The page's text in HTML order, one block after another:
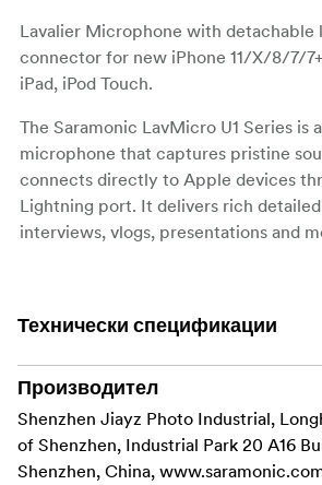
Lavalier Microphone with detachable
connector for new iPhone 11/X/8/7/
iPad, iPod Touch.
The Saramonic LavMicro U1 Series is
microphone that captures pristine
connects directly to Apple devices
Lightning port. It delivers rich
interviews, vlogs, presentations and
It is comprised of two parts, a male
3.5mm TRS female connector. This
you to connect any audio devices with
output to your iPhone or iPad, like the
UwMic9 RX9, Vmic Mini, SR-PMC1
Технически спецификации
Производител
Shenzhen Jiayz Photo Industrial,
of Shenzhen, Industrial Park 20 A16
Shenzhen, China,